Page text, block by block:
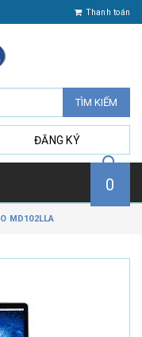
Thanh toán
TÌM KIẾM
ĐĂNG KÝ
0
MD102LLA